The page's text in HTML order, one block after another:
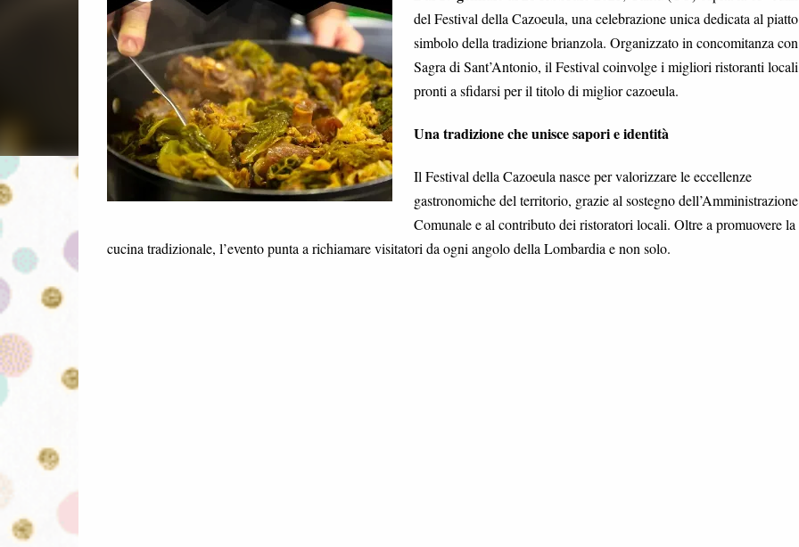
del Festival della Cazoeula, una celebrazione unica dedicata al piatto
simbolo della tradizione brianzola. Organizzato in concomitanza
Sagra di Sant’Antonio, il Festival coinvolge i migliori ristoranti
pronti a sfidarsi per il titolo di miglior cazoeula.
Una tradizione che unisce sapori e identità
Il Festival della Cazoeula nasce per valorizzare le eccellenze
gastronomiche del territorio, grazie al sostegno dell’Amministrazione
Comunale e al contributo dei ristoratori locali. Oltre a promuovere la
cucina tradizionale, l’evento punta a richiamare visitatori da ogni angolo della Lombardia e non solo.